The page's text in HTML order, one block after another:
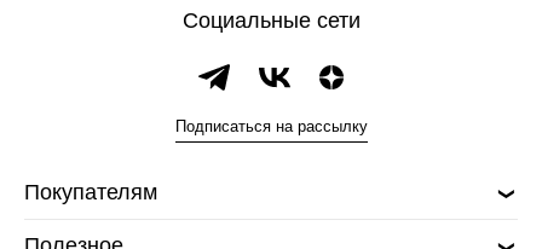
Социальные сети
Подписаться на рассылку
Покупателям